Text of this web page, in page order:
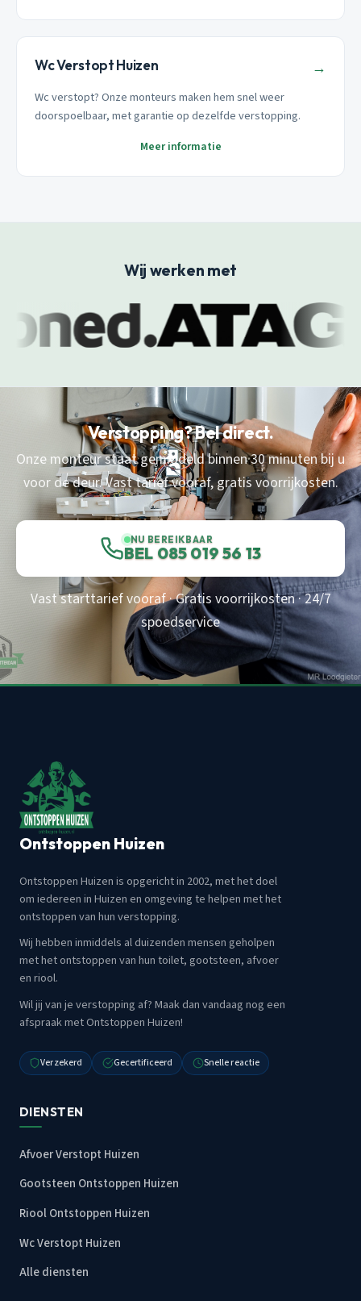
Wc Verstopt Huizen →
Wc verstopt? Onze monteurs maken hem snel weer
doorspoelbaar, met garantie op dezelfde verstopping.
Meer informatie
Wij werken met
Verstopping? Bel direct.
Onze monteur staat gemiddeld binnen 30 minuten bij u
voor de deur. Vast tarief vooraf, gratis voorrijkosten.
NU BEREIKBAAR
BEL 085 019 56 13
Vast starttarief vooraf · Gratis voorrijkosten · 24/7
spoedservice
Ontstoppen Huizen
Ontstoppen Huizen is opgericht in 2002, met het doel
om iedereen in Huizen en omgeving te helpen met het
ontstoppen van hun verstopping.
Wij hebben inmiddels al duizenden mensen geholpen
met het ontstoppen van hun toilet, gootsteen, afvoer
en riool.
Wil jij van je verstopping af? Maak dan vandaag nog een
afspraak met Ontstoppen Huizen!
Verzekerd Gecertificeerd Snelle reactie
DIENSTEN
Afvoer Verstopt Huizen
Gootsteen Ontstoppen Huizen
Riool Ontstoppen Huizen
Wc Verstopt Huizen
Alle diensten